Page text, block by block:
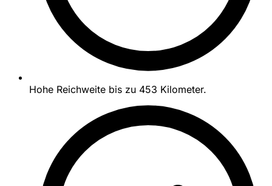
Hohe Reichweite bis zu 453 Kilometer.